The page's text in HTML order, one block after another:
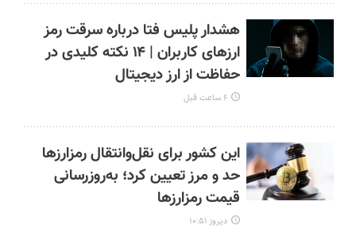
هشدار پلیس فتا درباره سرقت رمز
ارزهای کاربران | ۱۴ نکته کلیدی در
حفاظت از ارز دیجیتال
۶ ساعت قبل
این کشور برای نقل‌وانتقال رمزارزها
حد و مرز تعیین کرد؛ به‌روزرسانی
قیمت رمزارزها
دیروز ۱۰:۵۱